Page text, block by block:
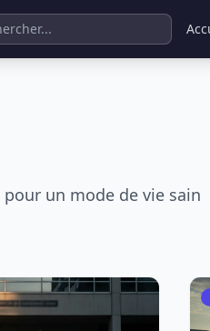
un mode de vie sain